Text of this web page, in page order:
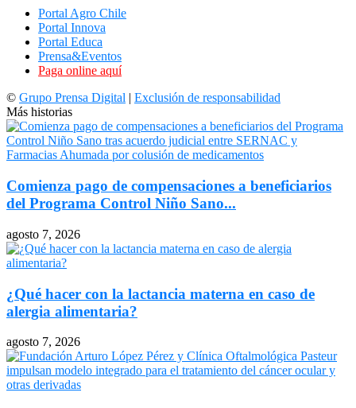
Portal Agro Chile
Portal Innova
Portal Educa
Prensa&Eventos
Paga online aquí
© Grupo Prensa Digital | Exclusión de responsabilidad
Más historias
Comienza pago de compensaciones a beneficiarios
del Programa Control Niño Sano...
agosto 7, 2026
¿Qué hacer con la lactancia materna en caso de
alergia alimentaria?
agosto 7, 2026